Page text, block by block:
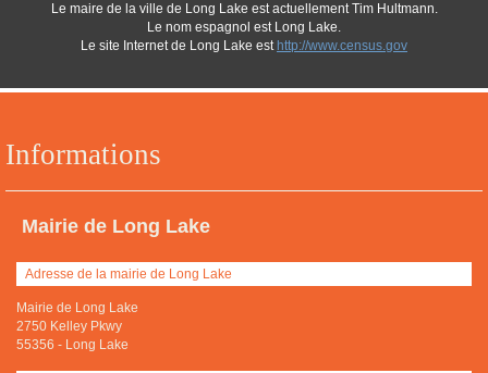
Informations
Mairie de Long Lake
Adresse de la mairie de Long Lake
Mairie de Long Lake
2750 Kelley Pkwy
55356 - Long Lake
Le maire de la ville de Long Lake est actuellement Tim Hultmann.
Le nom espagnol est Long Lake.
Le site Internet de Long Lake est http://www.census.gov